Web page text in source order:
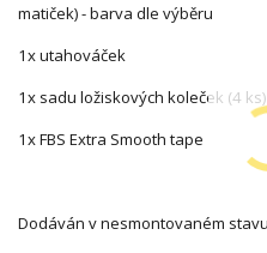
matiček) - barva dle výběru
1x utahováček
1x sadu ložiskových koleček (4
1x FBS Extra Smooth tape
Dodáván v nesmontovaném